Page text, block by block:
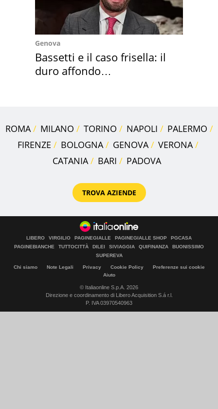
Genova
Bassetti e il caso frisella: il
duro affondo
ROMA MILANO TORINO NAPOLI
PALERMO
FIRENZE
BOLOGNA GENOVA
VERONA
CATANIA
BARI PADOVA
TROVA AZIENDE
LIBERO VIRGILIO PAGINEGIALLE PAGINEGIALLE SHOP
PGCASA
PAGINEBIANCHE
TUTTOCITTÀ DILEI SIVIAGGIA QUIFINANZA
BUONISSIMO
SUPEREVA
Chi siamo Note Legali Privacy Cookie Policy
Preferenze sui cookie
Aiuto
© Italiaonline S.p.A. 2026
Direzione e coordinamento di Libero Acquisition S.á r.l.
P. IVA 03970540963